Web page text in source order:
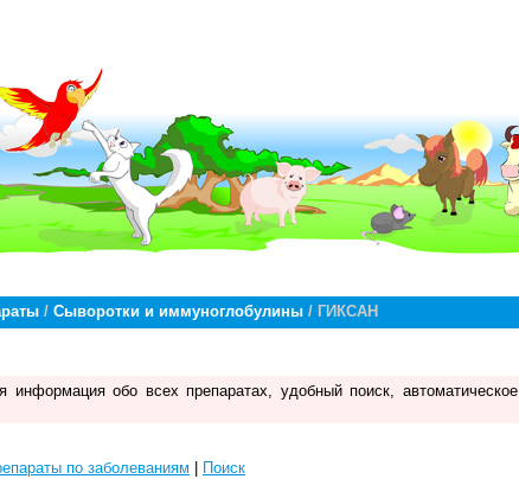
/ Сыворотки и иммуноглобулины / ГИКСАН
информация обо всех препаратах, удобный поиск, автоматическое
по заболеваниям Поиск